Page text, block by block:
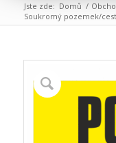
Jste zde: Domů /
Soukromý pozemek/